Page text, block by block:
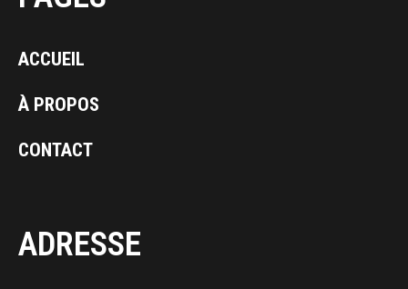
ACCUEIL
À PROPOS
CONTACT
ADRESSE